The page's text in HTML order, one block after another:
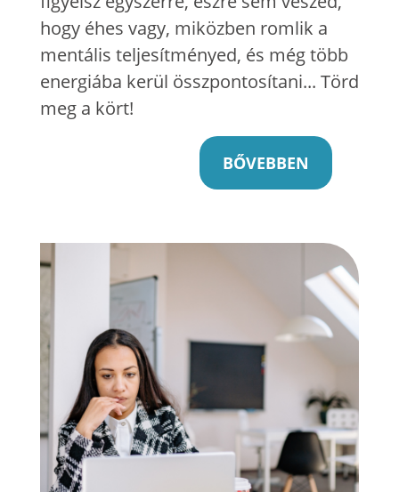
hogy éhes vagy, miközben romlik a
mentális teljesítményed, és még több
energiába kerül összpontosítani... Törd
meg a kört!
BŐVEBBEN